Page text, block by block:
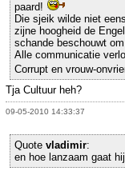
paard!
Die sjeik wilde niet
zijne hoogheid de
schande beschouwt
Alle communicatie
Corrupt en vrouw-
Tja Cultuur heh?
09-05-2010 14:33:37
Quote vladimir:
en hoe lanzaam gaat